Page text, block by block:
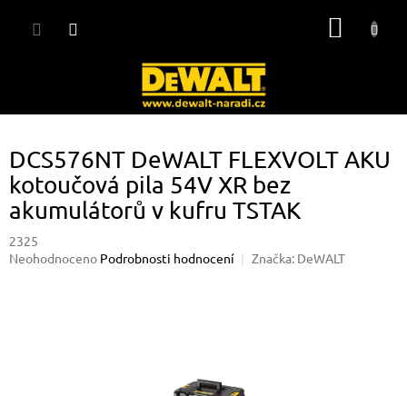
DCS576NT DeWALT FLEXVOLT AKU
kotoučová pila 54V XR bez
akumulátorů v kufru TSTAK
2325
Průměrné
Neohodnoceno Podrobnosti hodnocení Značka: DeWALT